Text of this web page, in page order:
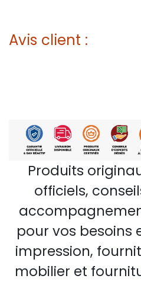
Avis client :
Produits
officiels,
pour vos besoins
impression,
mobilier et